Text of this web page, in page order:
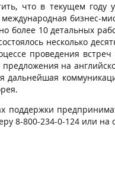
что в текущем году
бизнес-
более 10 детальных
несколько
проведения
предложения на
дальнейшая
поддержки
8-800-234-0-124 или